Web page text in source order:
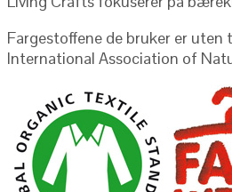
Fargestoffene de bruker er
International Association of